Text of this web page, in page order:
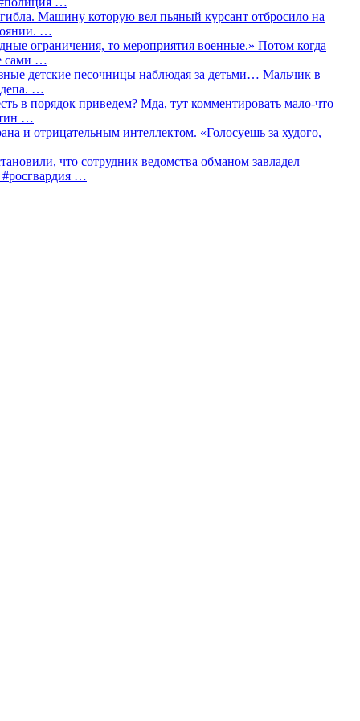
Машину которую вел пьяный курсант отбросило на
…
ограничения, то мероприятия военные.» Потом когда
сами …
детские песочницы наблюдая за детьми… Мальчик в
…
в порядок приведем? Мда, тут комментировать мало-что
…
и отрицательным интеллектом. «Голосуешь за худого, –
что сотрудник ведомства обманом завладел
…